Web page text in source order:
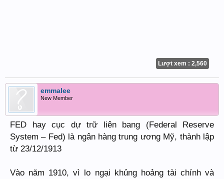
Lượt xem : 2,560
emmalee
New Member
FED hay cục dự trữ liên bang (Federal Reserve
System – Fed) là ngân hàng trung ương Mỹ, thành lập
từ 23/12/1913
Vào năm 1910, vì lo ngại khủng hoảng tài chính và